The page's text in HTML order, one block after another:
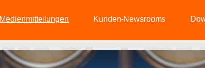
Medienmitteilungen Kunden-Newsrooms